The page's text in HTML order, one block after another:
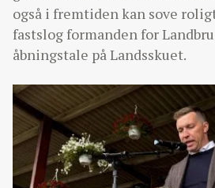
også i fremtiden kan sove
fastslog formanden for
åbningstale på Landsskuet.